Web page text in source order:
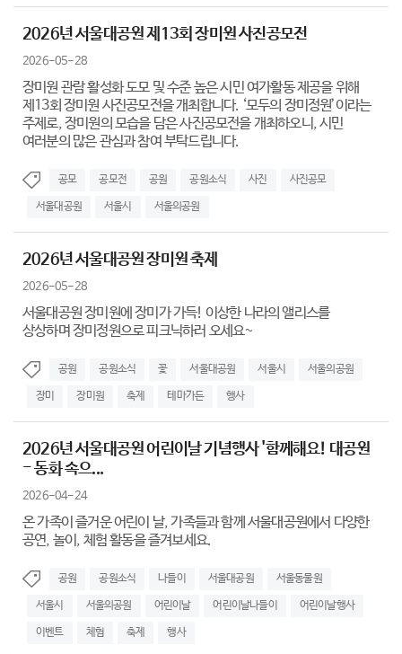
2026년 서울대공원 제13회 장미원 사진공모전
2026-05-28
장미원 관람 활성화 도모 및 수준 높은 시민 여가활동 제공을 위해
제13회 장미원 사진공모전을 개최합니다. ‘모두의 장미정원’이라는
주제로, 장미원의 모습을 담은 사진공모전을 개최하오니, 시민
여러분의 많은 관심과 참여 부탁드립니다.
공모 공모전 공원 공원소식 사진 사진공모
서울대공원 서울시 서울의공원
2026년 서울대공원 장미원 축제
2026-05-28
서울대공원 장미원에 장미가 가득! 이상한 나라의 앨리스를
상상하며 장미정원으로 피크닉하러 오세요~
공원 공원소식 꽃 서울대공원 서울시 서울의공원
장미 장미원 축제 테마가든 행사
2026년 서울대공원 어린이날 기념행사 '함께해요! 대공원
- 동화 속으...
2026-04-24
온 가족이 즐거운 어린이 날, 가족들과 함께 서울대공원에서 다양한
공연, 놀이, 체험 활동을 즐겨보세요.
공원 공원소식 나들이 서울대공원 서울동물원
서울시 서울의공원 어린이날 어린이날나들이 어린이날행사
이벤트 체험 축제 행사